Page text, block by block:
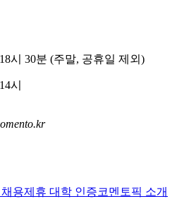
시 30분 (주말, 공휴일 제외)
시
용제휴 대학 인증코멘토픽 소개